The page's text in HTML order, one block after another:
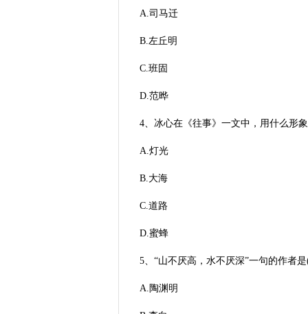
A.司马迁
B.左丘明
C.班固
D.范晔
4、冰心在《往事》一文中，用什么形
A.灯光
B.大海
C.道路
D.蜜蜂
5、“山不厌高，水不厌深”一句的作者
A.陶渊明